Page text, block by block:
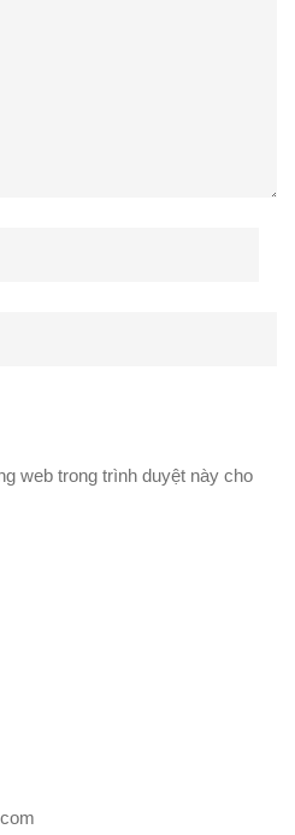
web trong trình duyệt này cho